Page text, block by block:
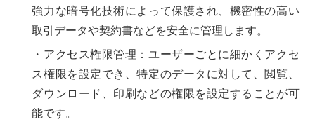
強力な暗号化技術によって保護され、機密性の高い
取引データや契約書などを安全に管理します。
・アクセス権限管理：ユーザーごとに細かくアクセ
ス権限を設定でき、特定のデータに対して、閲覧、
ダウンロード、印刷などの権限を設定することが可
能です。